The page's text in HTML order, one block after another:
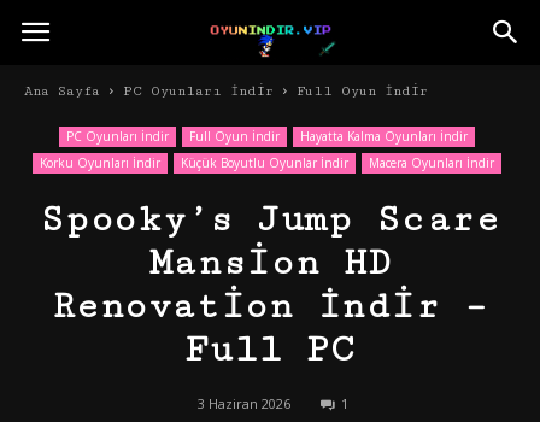
Ana Sayfa PC Oyunları İndir Full Oyun İndir
PC Oyunları İndir Full Oyun İndir
Hayatta Kalma Oyunları İndir
Korku Oyunları İndir
Küçük Boyutlu Oyunlar İndir Macera Oyunları İndir
Spooky’s Jump Scare
Mansion HD
Renovation İndir –
Full PC
3 Haziran 2026 1